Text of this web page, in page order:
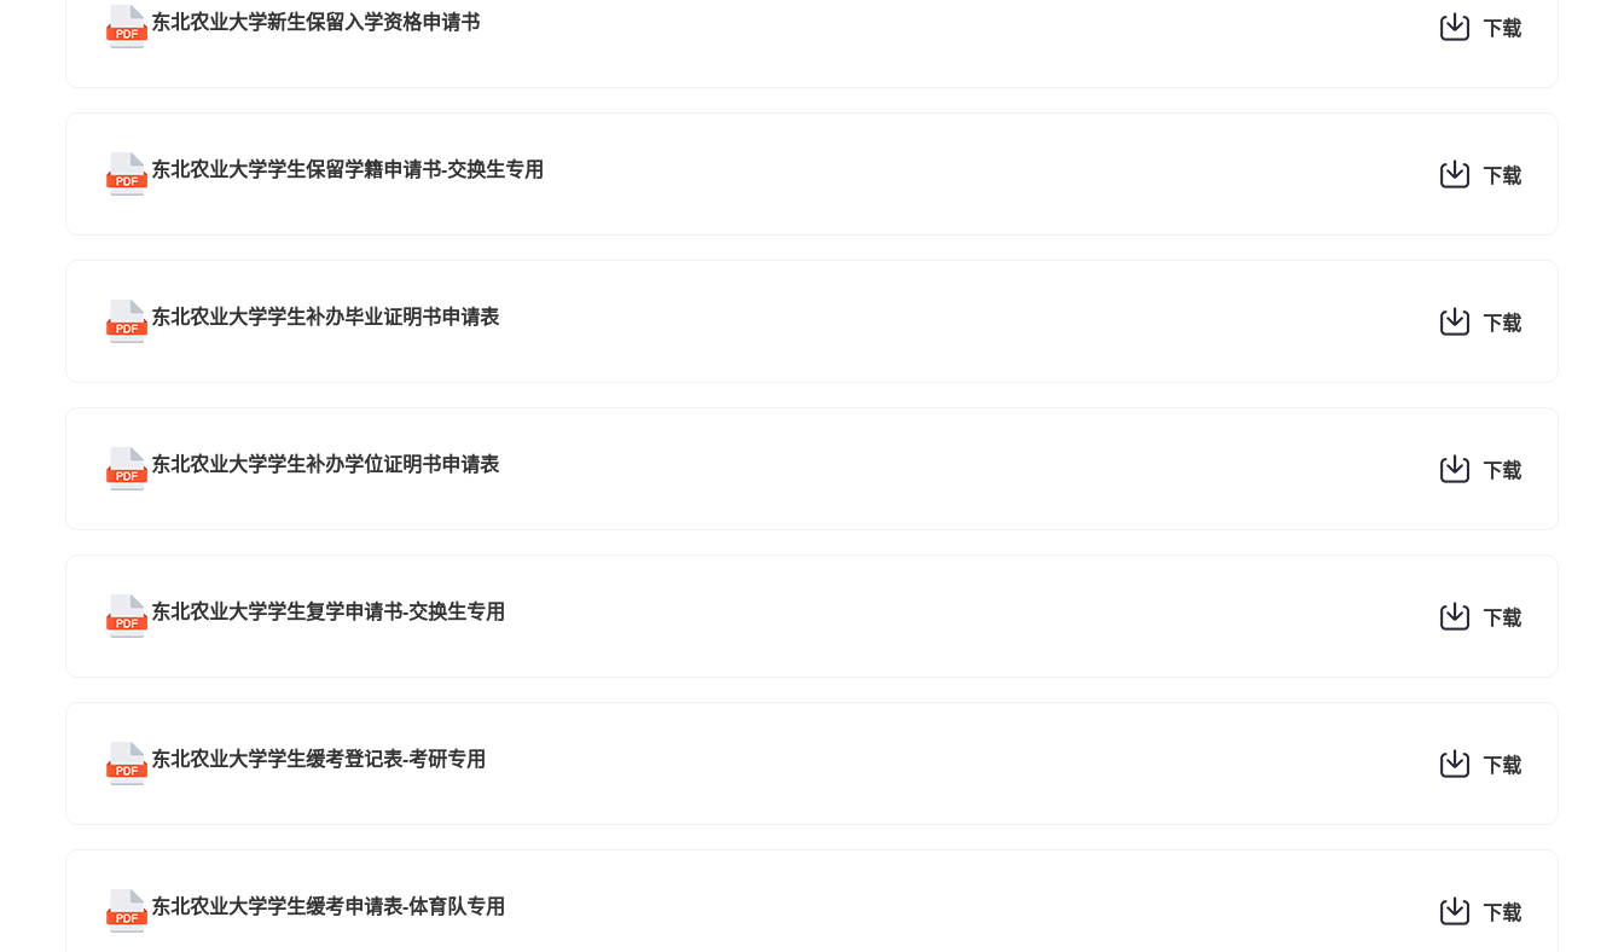
东北农业大学新生保留入学资格申请书 下载
东北农业大学学生保留学籍申请书-交换生专用 下载
东北农业大学学生补办毕业证明书申请表 下载
东北农业大学学生补办学位证明书申请表 下载
东北农业大学学生复学申请书-交换生专用 下载
东北农业大学学生缓考登记表-考研专用 下载
东北农业大学学生缓考申请表-体育队专用 下载